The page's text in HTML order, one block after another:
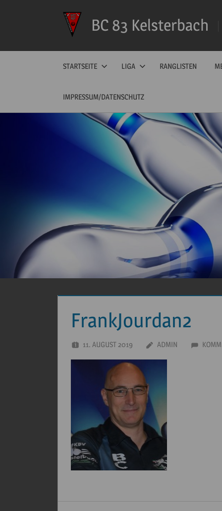
BC 83 Kelsterbach
STARTSEITE LIGA RANGLISTEN
IMPRESSUM/DATENSCHUTZ
FrankJourdan2
11. AUGUST 2019 ADMIN